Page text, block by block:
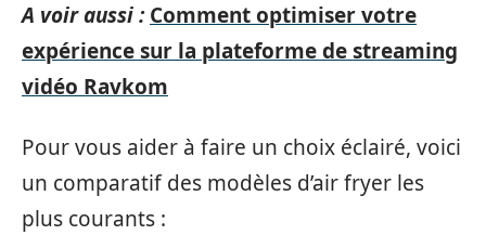
A voir aussi : Comment optimiser votre
expérience sur la plateforme de streaming
vidéo Ravkom
Pour vous aider à faire un choix éclairé, voici
un comparatif des modèles d’air fryer les
plus courants :